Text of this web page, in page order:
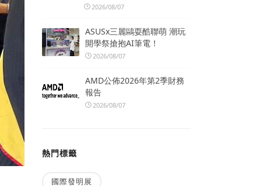
2026/08/07
ASUSx三麗鷗耍酷聯萌 潮玩
開學祭搶抱AI筆電！
2026/08/07
AMD公佈2026年第2季財務
報告
2026/08/07
熱門標籤
國際發明展